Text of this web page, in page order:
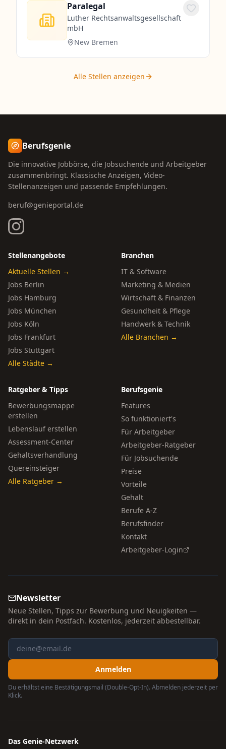
Paralegal
Luther Rechtsanwaltsgesellschaft
mbH
New Bremen
Alle Stellen anzeigen
Berufsgenie
Die innovative Jobbörse, die Jobsuchende und Arbeitgeber
zusammenbringt. Klassische Anzeigen, Video-
Stellenanzeigen und passende Empfehlungen.
beruf@genieportal.de
Stellenangebote
Aktuelle Stellen →
Jobs Berlin
Jobs Hamburg
Jobs München
Jobs Köln
Jobs Frankfurt
Jobs Stuttgart
Alle Städte →
Branchen
IT & Software
Marketing & Medien
Wirtschaft & Finanzen
Gesundheit & Pflege
Handwerk & Technik
Alle Branchen →
Ratgeber & Tipps
Bewerbungsmappe
erstellen
Lebenslauf erstellen
Assessment-Center
Gehaltsverhandlung
Quereinsteiger
Alle Ratgeber →
Berufsgenie
Features
So funktioniert's
Für Arbeitgeber
Arbeitgeber-Ratgeber
Für Jobsuchende
Preise
Vorteile
Gehalt
Berufe A-Z
Berufsfinder
Kontakt
Arbeitgeber-Login
Newsletter
Neue Stellen, Tipps zur Bewerbung und Neuigkeiten —
direkt in dein Postfach. Kostenlos, jederzeit abbestellbar.
Anmelden
Du erhältst eine Bestätigungsmail (Double-Opt-In). Abmelden jederzeit per
Klick.
Das Genie-Netzwerk